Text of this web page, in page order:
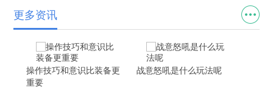
更多资讯
操作技巧和意识比装备更
重要
战意怒吼是什么玩法呢